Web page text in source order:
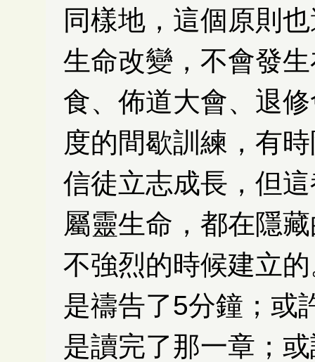
同樣地，這個原則
生命改變，不會發
食、佈道大會、退
度的間歇訓練，有
信徒立志成長，但
屬靈生命，都在隱
不強烈的時候建立
是禱告了5分鐘；或
是讀完了那一章；